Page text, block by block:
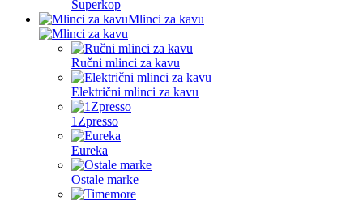
Superkop
Mlinci za kavu
Ručni mlinci za kavu
Električni mlinci za kavu
1Zpresso
Eureka
Ostale marke